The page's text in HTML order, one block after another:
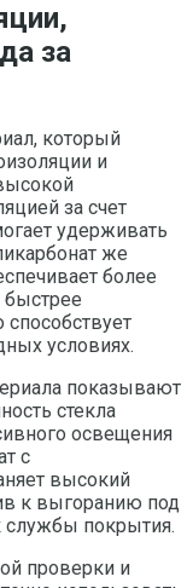
за
который
и
за счет
удерживать
же
более
быстрее
способствует
условиях.
показывают
стекла
освещения
с
высокий
к выгоранию под
службы покрытия.
проверки и